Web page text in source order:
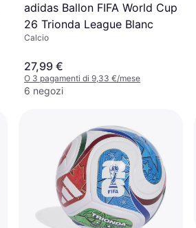
adidas Ballon FIFA World Cup
26 Trionda League Blanc
Calcio
27,99 €
O 3 pagamenti di 9,33 €/mese
6 negozi